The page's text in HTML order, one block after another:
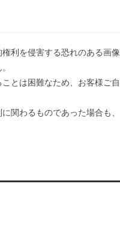
利を侵害する恐れのある画像
とは困難なため、お客様ご自
関わるものであった場合も、